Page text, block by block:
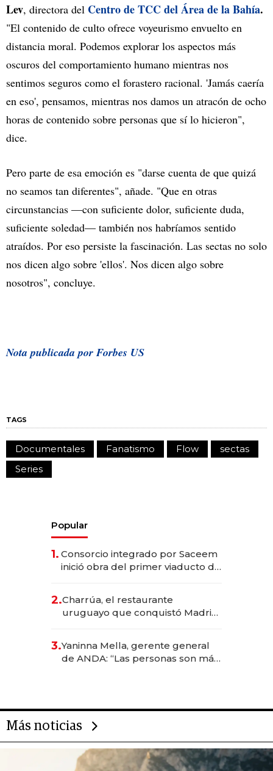
Lev, directora del Centro de TCC del Área de la Bahía.
"El contenido de culto ofrece voyeurismo envuelto en
distancia moral. Podemos explorar los aspectos más
oscuros del comportamiento humano mientras nos
sentimos seguros como el forastero racional. 'Jamás caería
en eso', pensamos, mientras nos damos un atracón de ocho
horas de contenido sobre personas que sí lo hicieron",
dice.
Pero parte de esa emoción es "darse cuenta de que quizá
no seamos tan diferentes", añade. "Que en otras
circunstancias —con suficiente dolor, suficiente duda,
suficiente soledad— también nos habríamos sentido
atraídos. Por eso persiste la fascinación. Las sectas no solo
nos dicen algo sobre 'ellos'. Nos dicen algo sobre
nosotros", concluye.
Nota publicada por Forbes US
TAGS
Documentales Fanatismo Flow
sectas
Series
Popular
1. Consorcio integrado por Saceem
inició obra del primer viaducto de
millones
2.Charrúa, el restaurante
uruguayo que conquistó Madrid:
anticipación y prepara apertura
3.Yaninna Mella, gerente general
de ANDA: “Las personas son más
Más noticias